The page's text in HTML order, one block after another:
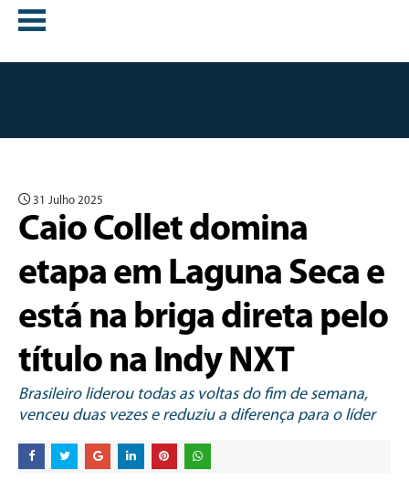
31 Julho 2025
Caio Collet domina
etapa em Laguna Seca e
está na briga direta pelo
título na Indy NXT
Brasileiro liderou todas as voltas do fim de semana,
venceu duas vezes e reduziu a diferença para o líder